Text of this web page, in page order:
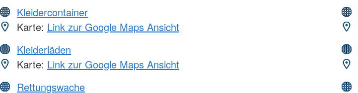
Kleidercontainer
Karte: Link zur Google Maps Ansicht
Kleiderläden
Karte: Link zur Google Maps Ansicht
Rettungswache